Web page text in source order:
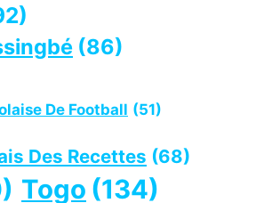
(86)
De Football (51)
Des Recettes (68)
Togo (134)